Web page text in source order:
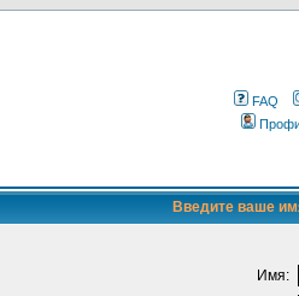
FAQ
Введите ваше
Имя: